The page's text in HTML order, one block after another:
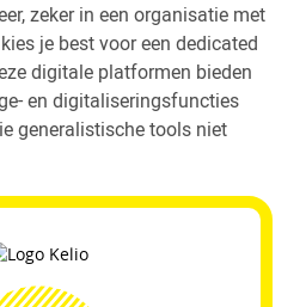
zeker in een organisatie met
je best voor een dedicated
digitale platformen bieden
en digitaliseringsfuncties
generalistische tools niet